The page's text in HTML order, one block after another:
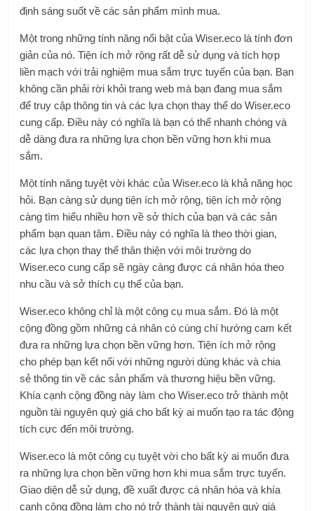
định sáng suốt về các sản phẩm mình mua.
Một trong những tính năng nổi bật của Wiser.eco là tính đơn
giản của nó. Tiện ích mở rộng rất dễ sử dụng và tích hợp
liền mạch với trải nghiệm mua sắm trực tuyến của bạn. Bạn
không cần phải rời khỏi trang web mà bạn đang mua sắm
để truy cập thông tin và các lựa chọn thay thế do Wiser.eco
cung cấp. Điều này có nghĩa là bạn có thể nhanh chóng và
dễ dàng đưa ra những lựa chọn bền vững hơn khi mua
sắm.
Một tính năng tuyệt vời khác của Wiser.eco là khả năng học
hỏi. Bạn càng sử dụng tiện ích mở rộng, tiện ích mở rộng
càng tìm hiểu nhiều hơn về sở thích của bạn và các sản
phẩm bạn quan tâm. Điều này có nghĩa là theo thời gian,
các lựa chọn thay thế thân thiện với môi trường do
Wiser.eco cung cấp sẽ ngày càng được cá nhân hóa theo
nhu cầu và sở thích cụ thể của bạn.
Wiser.eco không chỉ là một công cụ mua sắm. Đó là một
cộng đồng gồm những cá nhân có cùng chí hướng cam kết
đưa ra những lựa chọn bền vững hơn. Tiện ích mở rộng
cho phép bạn kết nối với những người dùng khác và chia
sẻ thông tin về các sản phẩm và thương hiệu bền vững.
Khía cạnh cộng đồng này làm cho Wiser.eco trở thành một
nguồn tài nguyên quý giá cho bất kỳ ai muốn tạo ra tác động
tích cực đến môi trường.
Wiser.eco là một công cụ tuyệt vời cho bất kỳ ai muốn đưa
ra những lựa chọn bền vững hơn khi mua sắm trực tuyến.
Giao diện dễ sử dụng, đề xuất được cá nhân hóa và khía
cạnh cộng đồng làm cho nó trở thành tài nguyên quý giá